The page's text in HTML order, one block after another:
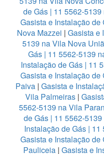
de Gás | 11 5562-
Gasista e Instalação
Nova Mazzei | Gasista e
5139 na Vila Nova
Gás | 11 5562-5139
Instalação de Gás | 11
Gasista e Instalação
Paiva| Gasista e
Vila Palmeiras|
5562-5139 na Vila
de Gás | 11 5562-
Instalação de Gás |
Gasista e Instalação
Pauliceia| Gasista e